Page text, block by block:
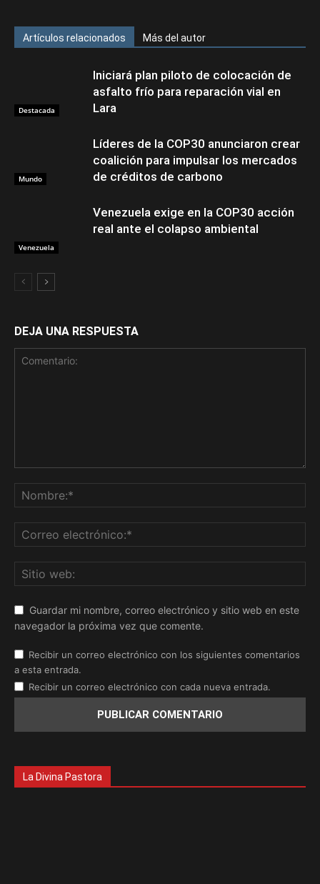
Artículos relacionados Más del autor
Destacada
Iniciará plan piloto de colocación de
asfalto frío para reparación vial en
Lara
Mundo
Líderes de la COP30 anunciaron crear
coalición para impulsar los mercados
de créditos de carbono
Venezuela
Venezuela exige en la COP30 acción
real ante el colapso ambiental
DEJA UNA RESPUESTA
Guardar mi nombre, correo electrónico y sitio web en este
navegador la próxima vez que comente.
Recibir un correo electrónico con los siguientes comentarios
a esta entrada.
Recibir un correo electrónico con cada nueva entrada.
La Divina Pastora